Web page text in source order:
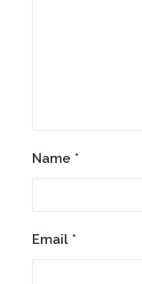
Name *
Email *